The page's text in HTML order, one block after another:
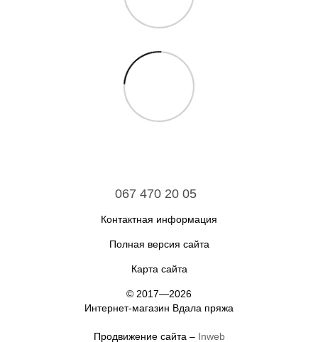
067 470 20 05
Контактная информация
Полная версия сайта
Карта сайта
© 2017—2026
Интернет-магазин Вдала пряжа
Продвижение сайта – Inweb